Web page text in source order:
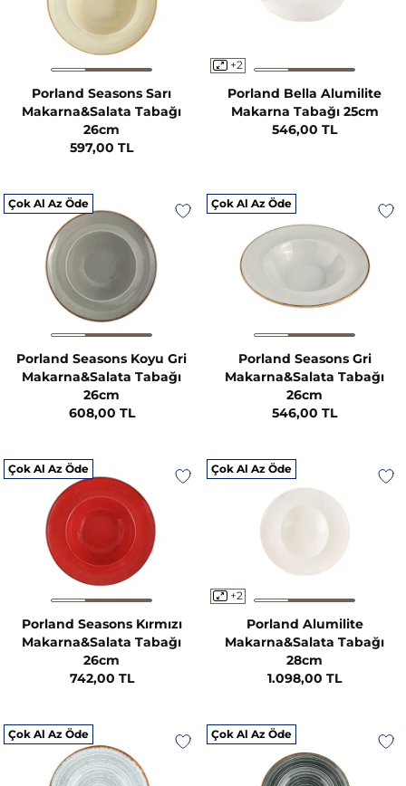
Porland Seasons Sarı
Makarna&Salata Tabağı
26cm
597,00 TL
+2
Porland Bella Alumilite
Makarna Tabağı 25cm
546,00 TL
Çok Al Az Öde
Porland Seasons Koyu Gri
Makarna&Salata Tabağı
26cm
608,00 TL
Çok Al Az Öde
Porland Seasons Gri
Makarna&Salata Tabağı
26cm
546,00 TL
Çok Al Az Öde
Porland Seasons Kırmızı
Makarna&Salata Tabağı
26cm
742,00 TL
Çok Al Az Öde
+2
Porland Alumilite
Makarna&Salata Tabağı
28cm
1.098,00 TL
Çok Al Az Öde Çok Al Az Öde